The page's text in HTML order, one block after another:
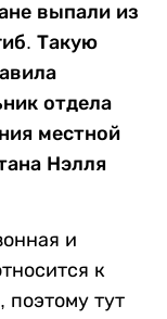
выпали из
Такую
отдела
местной
Нэлля
и
к
поэтому тут